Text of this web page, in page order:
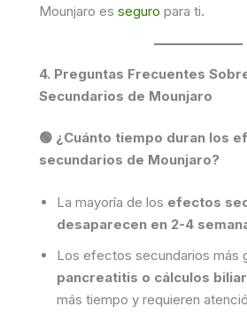
Mounjaro es seguro para ti.
4. Preguntas Frecuentes
Secundarios de Mounjaro
🟢 ¿Cuánto tiempo duran los
secundarios de Mounjaro?
La mayoría de los efectos
desaparecen en 2-4
Los efectos secundarios más
pancreatitis o cálculos
más tiempo y requieren